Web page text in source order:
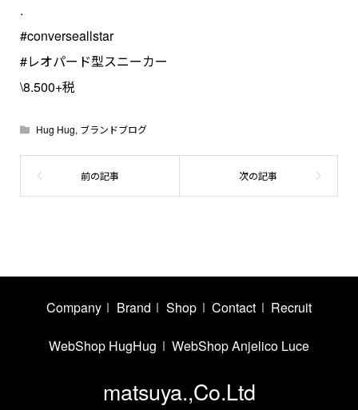
.
#converseallstar
#レオパード型スニーカー
\8.500+税
Hug Hug, ブランドブログ
Company Brand Shop Contact Recruit
WebShop HugHug WebShop Anjelico Luce
matsuya.,Co.Ltd